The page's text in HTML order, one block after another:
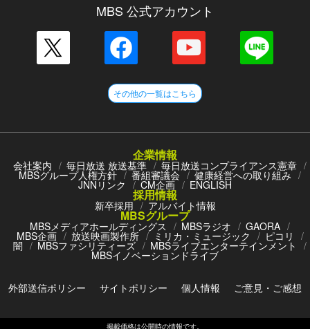
MBS 公式アカウント
その他の一覧はこちら
企業情報
会社案内 毎日放送 放送基準 毎日放送コンプライアンス憲章
MBSグループ人権方針 番組審議会 健康経営への取り組み
JNNリンク CM企画 ENGLISH
採用情報
新卒採用 アルバイト情報
MBSグループ
MBSメディアホールディングス MBSラジオ GAORA
MBS企画 放送映画製作所 ミリカ・ミュージック ピコリ
闇 MBSファシリティーズ MBSライブエンターテインメント
MBSイノベーションドライブ
外部送信ポリシー サイトポリシー 個人情報 ご意見・ご感想
掲載価格は公開時の情報です。